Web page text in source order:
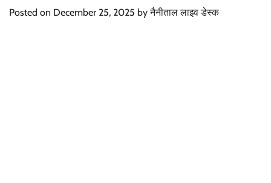
Posted on December 25, 2025 byनैनीताल लाइव डेस्क